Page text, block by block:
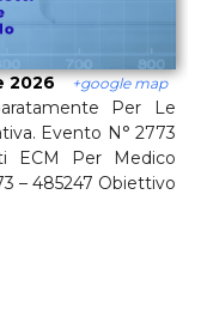
2026 +google map
Per Le
Evento N° 2773
ECM Per Medico
– 485247 Obiettivo